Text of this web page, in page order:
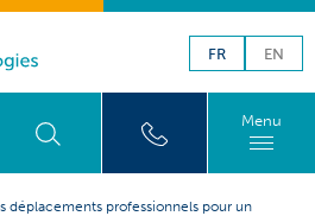
FR EN
Menu
déplacements professionnels pour un